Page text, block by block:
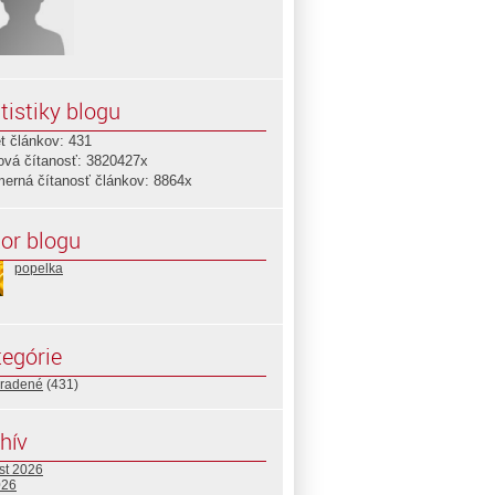
blogu
článkov: 431
čítanosť: 3820427x
čítanosť článkov: 8864x
blogu
popelka
(431)
2026